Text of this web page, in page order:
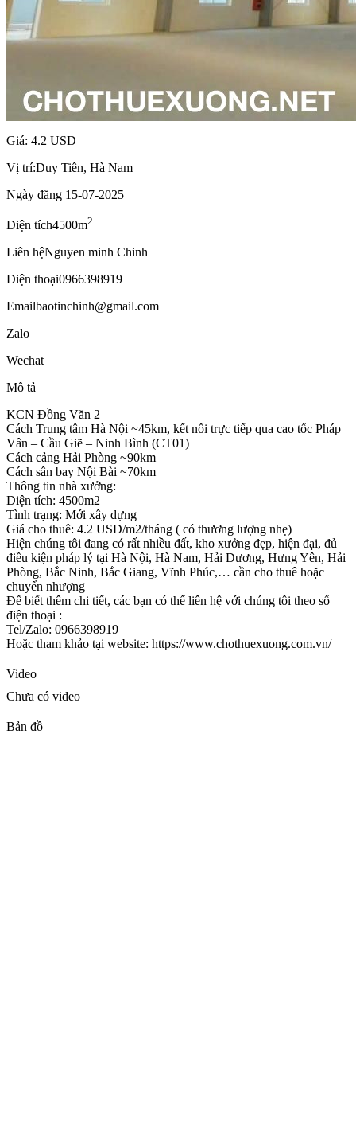
Giá: 4.2 USD
Vị trí:Duy Tiên, Hà Nam
Ngày đăng 15-07-2025
Diện tích4500m2
Liên hệNguyen minh Chinh
Điện thoại0966398919
Emailbaotinchinh@gmail.com
Zalo
Wechat
Mô tả
KCN Đồng Văn 2
Cách Trung tâm Hà Nội ~45km, kết nối trực tiếp qua cao tốc Pháp
Vân – Cầu Giẽ – Ninh Bình (CT01)
Cách cảng Hải Phòng ~90km
Cách sân bay Nội Bài ~70km
Thông tin nhà xưởng:
Diện tích: 4500m2
Tình trạng: Mới xây dựng
Giá cho thuê: 4.2 USD/m2/tháng ( có thương lượng nhẹ)
Hiện chúng tôi đang có rất nhiều đất, kho xưởng đẹp, hiện đại, đủ
điều kiện pháp lý tại Hà Nội, Hà Nam, Hải Dương, Hưng Yên, Hải
Phòng, Bắc Ninh, Bắc Giang, Vĩnh Phúc,… cần cho thuê hoặc
chuyển nhượng
Để biết thêm chi tiết, các bạn có thể liên hệ với chúng tôi theo số
điện thoại :
Tel/Zalo: 0966398919
Hoặc tham khảo tại website: https://www.chothuexuong.com.vn/
Video
Chưa có video
Bản đồ